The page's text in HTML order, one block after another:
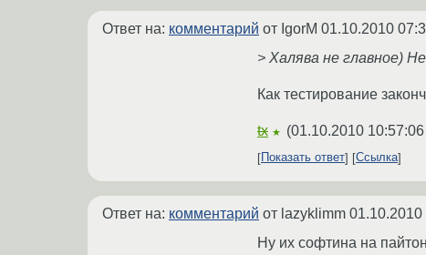
Ответ на: комментарий от IgorM 01.10.2010
> Халява не главное)
Как тестирование
tx ★ (01.10.2010
Показать ответ Ссылка
Ответ на: комментарий от lazyklimm 01.10.2010
Ну их софтина на